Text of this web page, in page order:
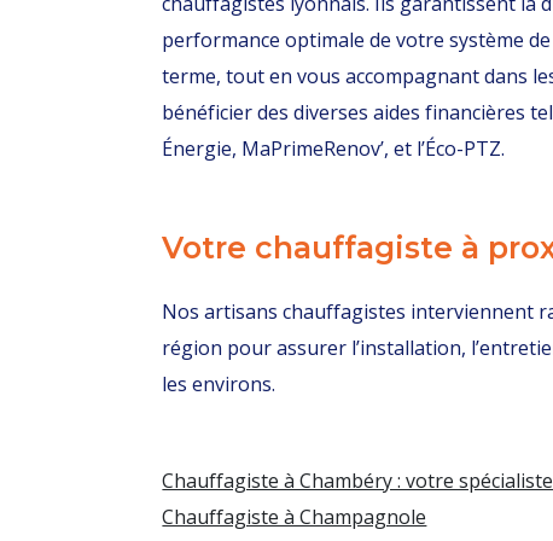
performance optimale de votre système
terme, tout en vous accompagnant dans
bénéficier des diverses aides financières
Énergie, MaPrimeRenov’, et l’Éco-PTZ.
Votre chauffagiste à
Nos artisans chauffagistes interviennent
région pour assurer l’installation,
les environs.
Chauffagiste à Chambéry : votre
Chauffagiste à Champagnole